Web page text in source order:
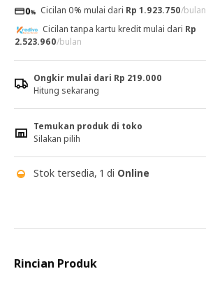
Cicilan 0% mulai dari Rp 1.923.750/bulan
Cicilan tanpa kartu kredit mulai dari Rp
2.523.960/bulan
Ongkir mulai dari Rp 219.000
Hitung sekarang
Temukan produk di toko
Silakan pilih
Stok tersedia, 1 di Online
Rincian Produk